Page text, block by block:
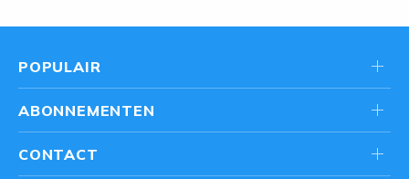
POPULAIR
ABONNEMENTEN
CONTACT